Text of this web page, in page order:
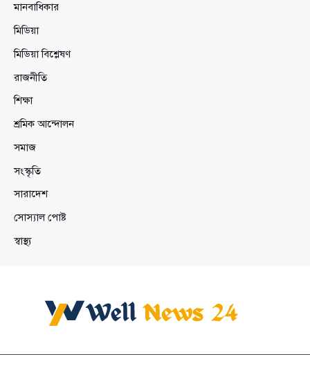
মানবাধিকার
মিডিয়া
মিডিয়া বিশ্লেষণ
রাজনীতি
শিক্ষা
শ্রমিক আন্দোলন
সমাজ
সংস্কৃতি
সারাদেশ
সোস্যাল পোষ্ট
স্বাস্থ্য